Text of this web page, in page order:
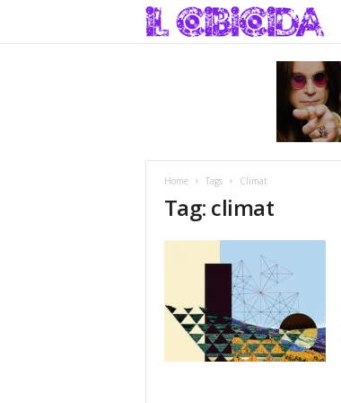
Home Tags Climat
Tag: climat